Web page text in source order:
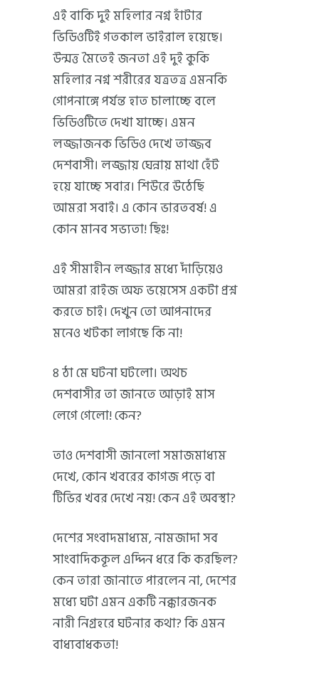
এই বাকি দুই মহিলার নগ্ন হাঁটার
ভিডিওটিই গতকাল ভাইরাল হয়েছে।
উন্মত্ত মৈতেই জনতা এই দুই কুকি
মহিলার নগ্ন শরীরের যত্রতত্র এমনকি
গোপনাঙ্গে পর্যন্ত হাত চালাচ্ছে বলে
ভিডিওটিতে দেখা যাচ্ছে। এমন
লজ্জাজনক ভিডিও দেখে তাজ্জব
দেশবাসী। লজ্জায় ঘেন্নায় মাথা হেঁট
হয়ে যাচ্ছে সবার। শিউরে উঠেছি
আমরা সবাই। এ কোন ভারতবর্ষ! এ
কোন মানব সভ্যতা! ছিঃ!
এই সীমাহীন লজ্জার মধ্যে দাঁড়িয়েও
আমরা রাইজ অফ ভয়েসেস একটা প্রশ্ন
করতে চাই। দেখুন তো আপনাদের
মনেও খটকা লাগছে কি না!
৪ ঠা মে ঘটনা ঘটলো। অথচ
দেশবাসীর তা জানতে আড়াই মাস
লেগে গেলো! কেন?
তাও দেশবাসী জানলো সমাজমাধ্যম
দেখে, কোন খবরের কাগজ পড়ে বা
টিভির খবর দেখে নয়! কেন এই অবস্থা?
দেশের সংবাদমাধ্যম, নামজাদা সব
সাংবাদিককূল এদ্দিন ধরে কি করছিল?
কেন তারা জানাতে পারলেন না, দেশের
মধ্যে ঘটা এমন একটি নক্কারজনক
নারী নিগ্রহরে ঘটনার কথা? কি এমন
বাধ্যবাধকতা!